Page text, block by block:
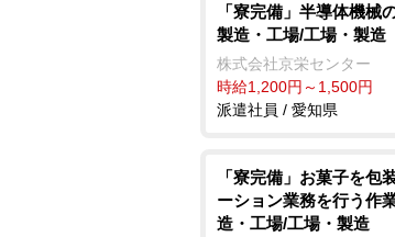
「寮完備」半導体機械
製造・工場/工場・製造
株式会社京栄センター
時給1,200円～1,500円
派遣社員 / 愛知県
「寮完備」お菓子を包
ーション業務を行う作
造・工場/工場・製造